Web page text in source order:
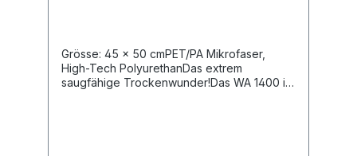
Grösse: 45 x 50 cmPET/PA Mikrofaser,
High-Tech PolyurethanDas extrem
saugfähige Trockenwunder!Das WA 1400 ist